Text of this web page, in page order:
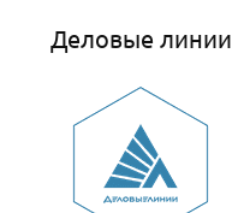
Деловые линии